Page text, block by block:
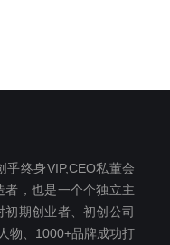
终身VIP,CEO私董会
者，也是一个个独立主
期创业者、初创公司
物、1000+品牌成功打